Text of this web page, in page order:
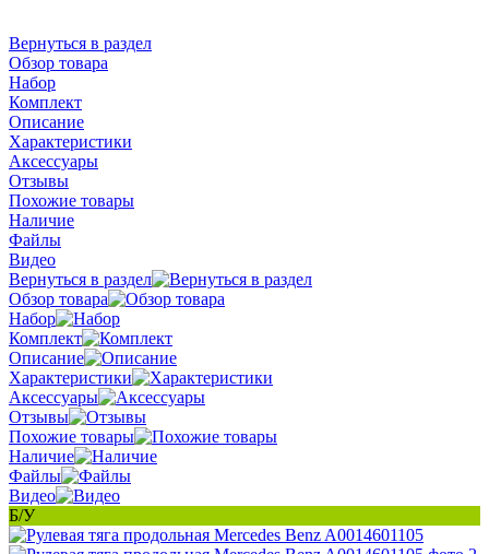
Вернуться в раздел
Обзор товара
Набор
Комплект
Описание
Характеристики
Аксессуары
Отзывы
Похожие товары
Наличие
Файлы
Видео
Вернуться в раздел
Обзор товара
Набор
Комплект
Описание
Характеристики
Аксессуары
Отзывы
Похожие товары
Наличие
Файлы
Видео
Б/У